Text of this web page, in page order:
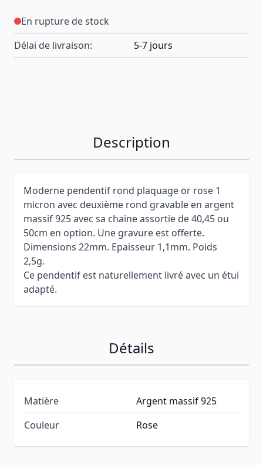
En rupture de stock
Délai de livraison:
5-7 jours
Description
Moderne pendentif rond plaquage or rose 1
micron avec deuxième rond gravable en argent
massif 925 avec sa chaine assortie de 40,45 ou
50cm en option. Une gravure est offerte.
Dimensions 22mm. Epaisseur 1,1mm. Poids
2,5g.
Ce pendentif est naturellement livré avec un étui
adapté.
Détails
Matière
Argent massif 925
Couleur
Rose